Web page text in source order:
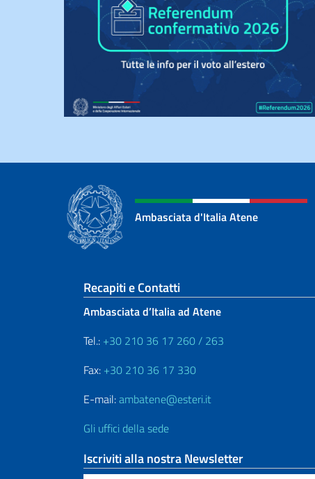
Ambasciata d'Italia Atene
Sezione footer
Recapiti e Contatti
Ambasciata d’Italia ad Atene
Tel.: +30 210 36 17 260 / 263
Fax: +30 210 36 17 330
E-mail:ambatene@esteri.it
Gli uffici della sede
Iscriviti alla nostra Newsletter